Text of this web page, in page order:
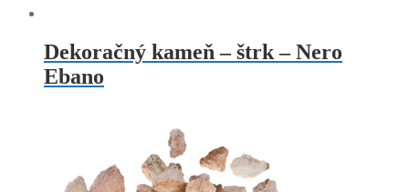
Dekoračný kameň – štrk – Nero
Ebano